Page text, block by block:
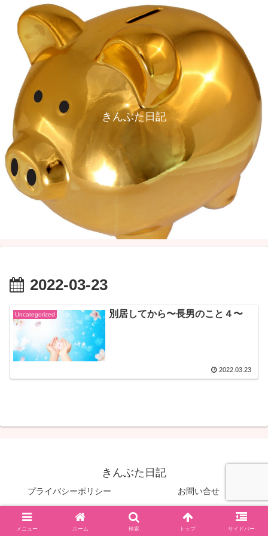
きんぶた日記
2022-03-23
Uncategorized 別居してから〜長男のこと４〜
2022.03.23
きんぶた日記
プライバシーポリシー お問い合せ
© 2022 きんぶた日記.
メニュー ホーム 検索 トップ サイドバー